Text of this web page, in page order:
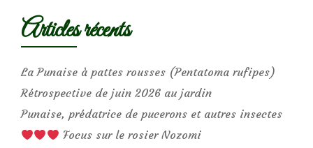
Articles récents
La Punaise à pattes rousses (Pentatoma rufipes)
Rétrospective de juin 2026 au jardin
Punaise, prédatrice de pucerons et autres insectes
Focus sur le rosier Nozomi